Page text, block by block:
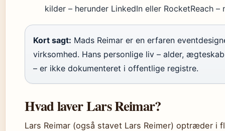
kilder – herunder LinkedIn eller RocketReach
Kort sagt: Mads Reimar er en erfaren
virksomhed. Hans personlige liv – alder,
– er ikke dokumenteret i offentlige registre.
Hvad laver Lars Reimar?
Lars Reimar (også stavet Lars Reimer) optræder i